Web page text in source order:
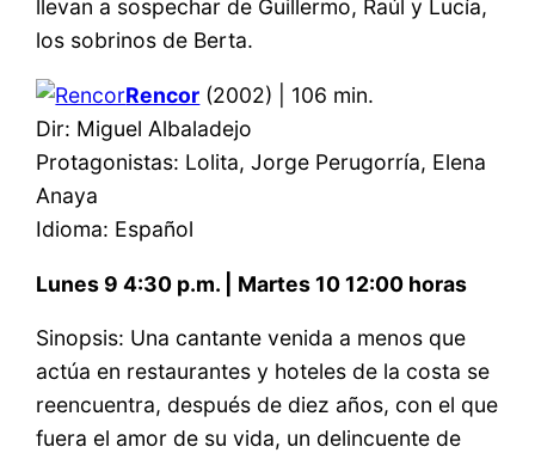
llevan a sospechar de Guillermo, Raúl y Lucía,
los sobrinos de Berta.
Rencor (2002) | 106 min.
Dir: Miguel Albaladejo
Protagonistas: Lolita, Jorge Perugorría, Elena
Anaya
Idioma: Español
Lunes 9 4:30 p.m. | Martes 10 12:00 horas
Sinopsis: Una cantante venida a menos que
actúa en restaurantes y hoteles de la costa se
reencuentra, después de diez años, con el que
fuera el amor de su vida, un delincuente de